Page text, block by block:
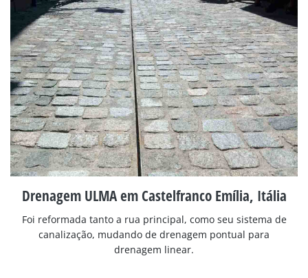
Drenagem ULMA em Castelfranco Emília, Itália
Foi reformada tanto a rua principal, como seu sistema de
canalização, mudando de drenagem pontual para
drenagem linear.